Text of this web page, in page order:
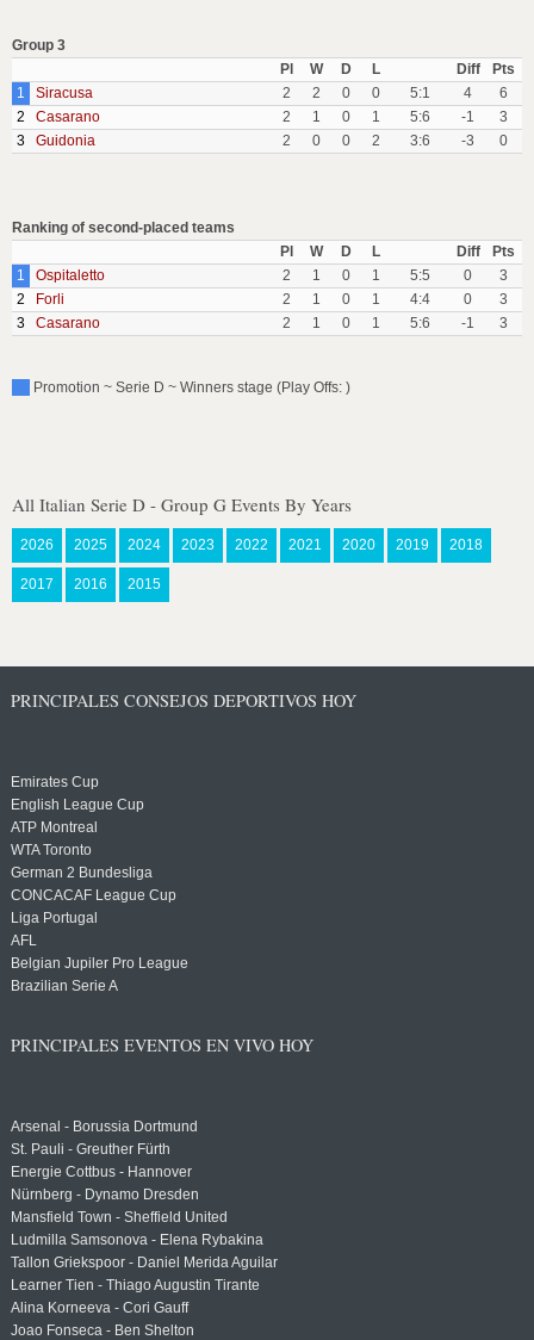
Group 3
Pl
W D L Diff
Pts
1
Siracusa 2 2 0 0 5:1 4
6
2
Casarano 2 1 0 1 5:6 -1
3
3
Guidonia 2 0 0 2 3:6 -3 0
Ranking of second-placed teams
Pl
W D L Diff
Pts
1
Ospitaletto 2 1 0 1 5:5 0
3
2
Forli 2 1 0 1 4:4 0
3
3
Casarano 2 1 0 1 5:6 -1 3
Promotion ~ Serie D ~ Winners stage (Play Offs: )
All Italian Serie D - Group G Events By Years
2026 2025 2024 2023 2022 2021 2020 2019 2018
2017 2016 2015
PRINCIPALES CONSEJOS DEPORTIVOS HOY
Emirates Cup
English League Cup
ATP Montreal
WTA Toronto
German 2 Bundesliga
CONCACAF League Cup
Liga Portugal
AFL
Belgian Jupiler Pro League
Brazilian Serie A
PRINCIPALES EVENTOS EN VIVO HOY
Arsenal - Borussia Dortmund
St. Pauli - Greuther Fürth
Energie Cottbus - Hannover
Nürnberg - Dynamo Dresden
Mansfield Town - Sheffield United
Ludmilla Samsonova - Elena Rybakina
Tallon Griekspoor - Daniel Merida Aguilar
Learner Tien - Thiago Augustin Tirante
Alina Korneeva - Cori Gauff
Joao Fonseca - Ben Shelton